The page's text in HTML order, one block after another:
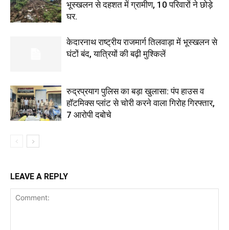
भूस्खलन से दहशत में ग्रामीण, 10 परिवारों ने छोड़े
घर.
केदारनाथ राष्ट्रीय राजमार्ग तिलवाड़ा में भूस्खलन से
घंटों बंद, यात्रियों की बढ़ी मुश्किलें
रुद्रप्रयाग पुलिस का बड़ा खुलासा: पंप हाउस व
हॉटमिक्स प्लांट से चोरी करने वाला गिरोह गिरफ्तार,
7 आरोपी दबोचे
LEAVE A REPLY